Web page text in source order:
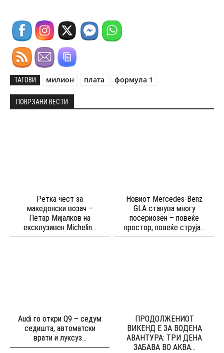
ТАГОВИ милион плата формула 1
ПОВРЗАНИ ВЕСТИ
Ретка чест за
македонски возач –
Петар Мијалков на
ексклузивен Michelin...
Новиот Mercedes-Benz
GLA станува многу
посериозен – повеќе
простор, повеќе струја...
Audi го откри Q9 – седум
седишта, автоматски
врати и луксуз...
ПРОДОЛЖЕНИОТ
ВИКЕНД Е ЗА ВОДЕНА
АВАНТУРА: ТРИ ДЕНА
ЗАБАВА ВО АКВА...